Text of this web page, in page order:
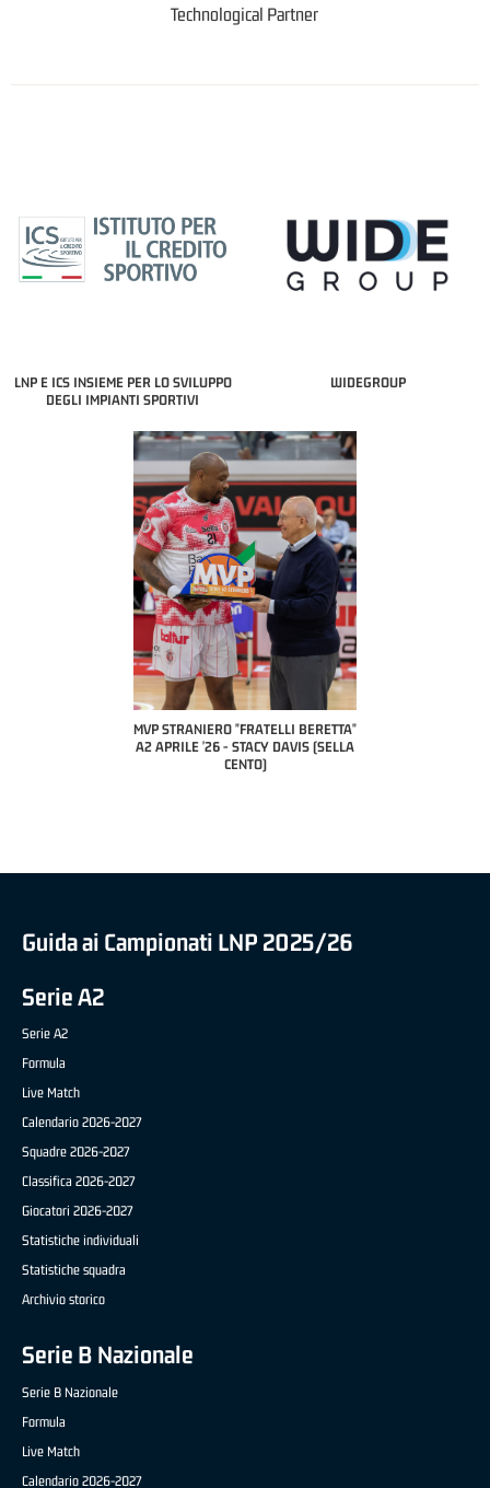
Technological Partner
LNP E ICS INSIEME PER LO SVILUPPO
DEGLI IMPIANTI SPORTIVI
WIDEGROUP
"FRATELLI BERETTA"
- STACY DAVIS (SELLA
MVP "FRATELLI BERETTA" SAMUEL
DILAS B NAZIONALE APRILE '26 -
MARCO RESTELLI (TAV TREVIGLIO
Guida ai Campionati LNP 2025/26
Serie A2
Serie A2
Formula
Live Match
Calendario 2026-2027
Squadre 2026-2027
Classifica 2026-2027
Giocatori 2026-2027
Statistiche individuali
Statistiche squadra
Archivio storico
Serie B Nazionale
Serie B Nazionale
Formula
Live Match
Calendario 2026-2027